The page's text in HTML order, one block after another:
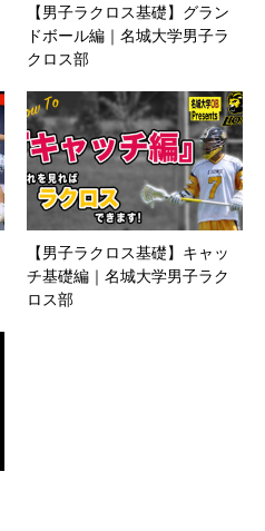
【男子ラクロス基礎】グラン
ドボール編｜名城大学男子ラ
クロス部
【男子ラクロス基礎】キャッ
チ基礎編｜名城大学男子ラク
ロス部